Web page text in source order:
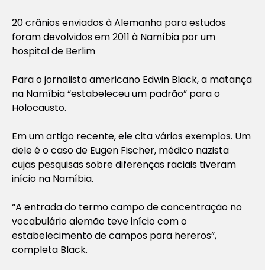
20 crânios enviados à Alemanha para estudos
foram devolvidos em 2011 à Namíbia por um
hospital de Berlim
Para o jornalista americano Edwin Black, a matança
na Namíbia “estabeleceu um padrão” para o
Holocausto.
Em um artigo recente, ele cita vários exemplos. Um
dele é o caso de Eugen Fischer, médico nazista
cujas pesquisas sobre diferenças raciais tiveram
início na Namíbia.
“A entrada do termo campo de concentração no
vocabulário alemão teve início com o
estabelecimento de campos para hereros”,
completa Black.